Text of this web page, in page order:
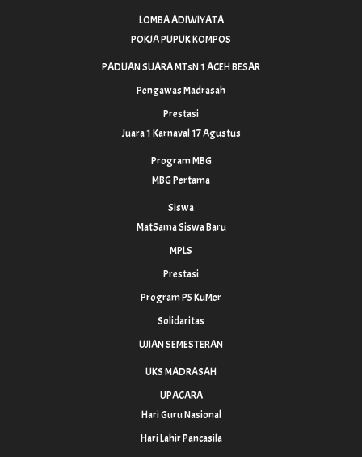
LOMBA ADIWIYATA
POKJA PUPUK KOMPOS
PADUAN SUARA MTsN 1 ACEH BESAR
Pengawas Madrasah
Prestasi
Juara 1 Karnaval 17 Agustus
Program MBG
MBG Pertama
Siswa
MatSama Siswa Baru
MPLS
Prestasi
Program P5 KuMer
Solidaritas
UJIAN SEMESTERAN
UKS MADRASAH
UPACARA
Hari Guru Nasional
Hari Lahir Pancasila